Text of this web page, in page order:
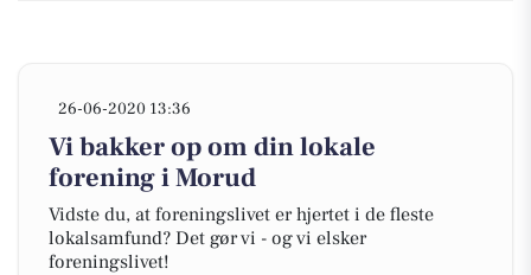
26-06-2020 13:36
Vi bakker op om din lokale
forening i Morud
Vidste du, at foreningslivet er hjertet i de fleste
lokalsamfund? Det gør vi - og vi elsker
foreningslivet!